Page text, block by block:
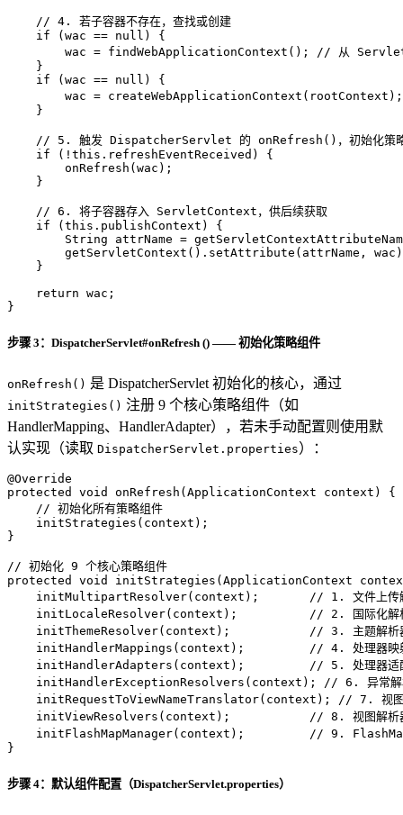
// 4. 若子容器不存在，查找或创建
if (wac == null ) {
        wac = findWebApplicationContext();
// 从
    }
if (wac == null ) {
wac =
    }
// 5. 触发 DispatcherServlet 的 onRefresh()，初始化策
if (! this .refreshEventReceived) {
        onRefresh(wac);
    }
// 6. 将子容器存入 ServletContext，供后续获取
if ( this .publishContext) {
String
attrName =
getServletContext().setAttribute(attrName,
    }
return wac;
}
步骤 3：DispatcherServlet#onRefresh () —— 初始化策略组件
onRefresh() 是 DispatcherServlet 初始化的核心，通过
initStrategies() 注册 9 个核心策略组件（如
HandlerMapping、HandlerAdapter），若未手动配置则使用默
认实现（读取 DispatcherServlet.properties）：
@Override
protected
void onRefresh (ApplicationContext context)
{
// 初始化所有策略组件
    initStrategies(context);
}
// 初始化 9 个核心策略组件
protected
void initStrategies (ApplicationContext
    initMultipartResolver(context);
// 1. 文件上传
    initLocaleResolver(context);
// 2. 国际化解
    initThemeResolver(context);
// 3. 主题解析
    initHandlerMappings(context);
// 4. 处理器映
    initHandlerAdapters(context);
// 5. 处理器适
    initHandlerExceptionResolvers(context);
// 6. 异常解
    initRequestToViewNameTranslator(context);
// 7. 视图
    initViewResolvers(context);
// 8. 视图解析
    initFlashMapManager(context);
// 9. FlashMap
}
步骤 4：默认组件配置（DispatcherServlet.properties）